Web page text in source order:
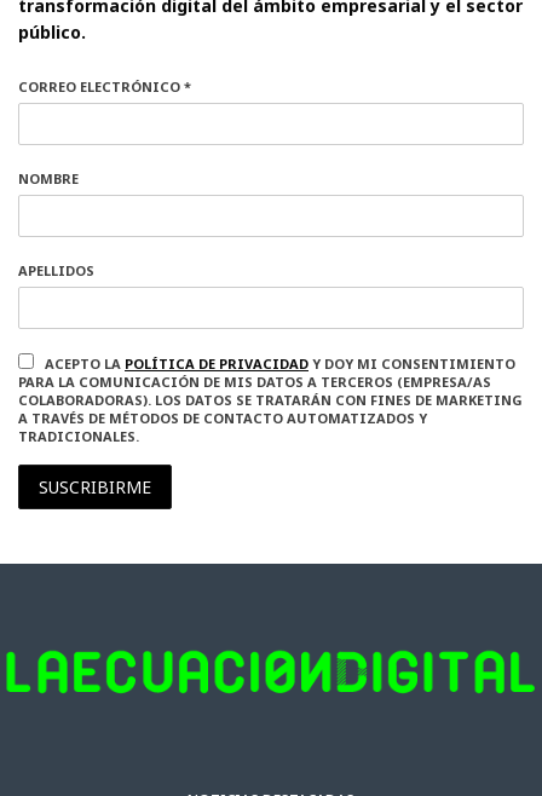
transformación digital del ámbito empresarial y el sector
público.
CORREO ELECTRÓNICO *
NOMBRE
APELLIDOS
ACEPTO LA POLÍTICA DE PRIVACIDAD Y DOY MI CONSENTIMIENTO
PARA LA COMUNICACIÓN DE MIS DATOS A TERCEROS (EMPRESA/AS
COLABORADORAS). LOS DATOS SE TRATARÁN CON FINES DE MARKETING
A TRAVÉS DE MÉTODOS DE CONTACTO AUTOMATIZADOS Y
TRADICIONALES.
SUSCRIBIRME